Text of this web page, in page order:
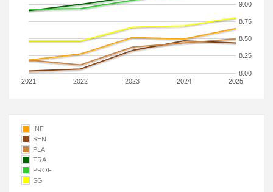
2021 2022 2023 2024 2025
8.00
8.25
8.50
8.75
9.00
INF
SEN
PLA
TRA
PROF
SG